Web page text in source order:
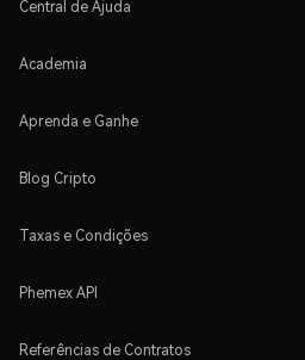
Central de Ajuda
Academia
Aprenda e Ganhe
Blog Cripto
Taxas e Condições
Phemex API
Referências de Contratos